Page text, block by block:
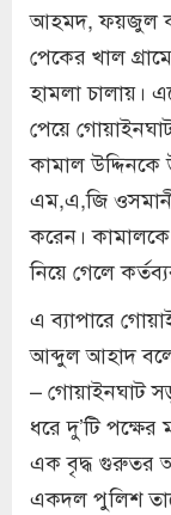
আহমদ, ফয়জুল
পেকের খাল
হামলা
পেয়ে
কামাল উদ্দিনকে
এম,এ,জি
করেন।
নিয়ে গেলে
এ ব্যাপারে
আব্দুল আহাদ
– গোয়াইনঘাট
ধরে দু’টি
এক বৃদ্ধ গুরুতর
একদল পুলিশ